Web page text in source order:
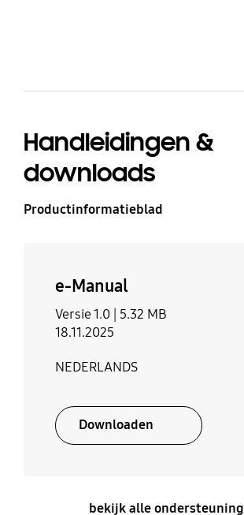
Handleidingen &
downloads
Productinformatieblad
e-Manual
Versie 1.0 | 5.32 MB
18.11.2025
NEDERLANDS
Downloaden
bekijk alle ondersteuning